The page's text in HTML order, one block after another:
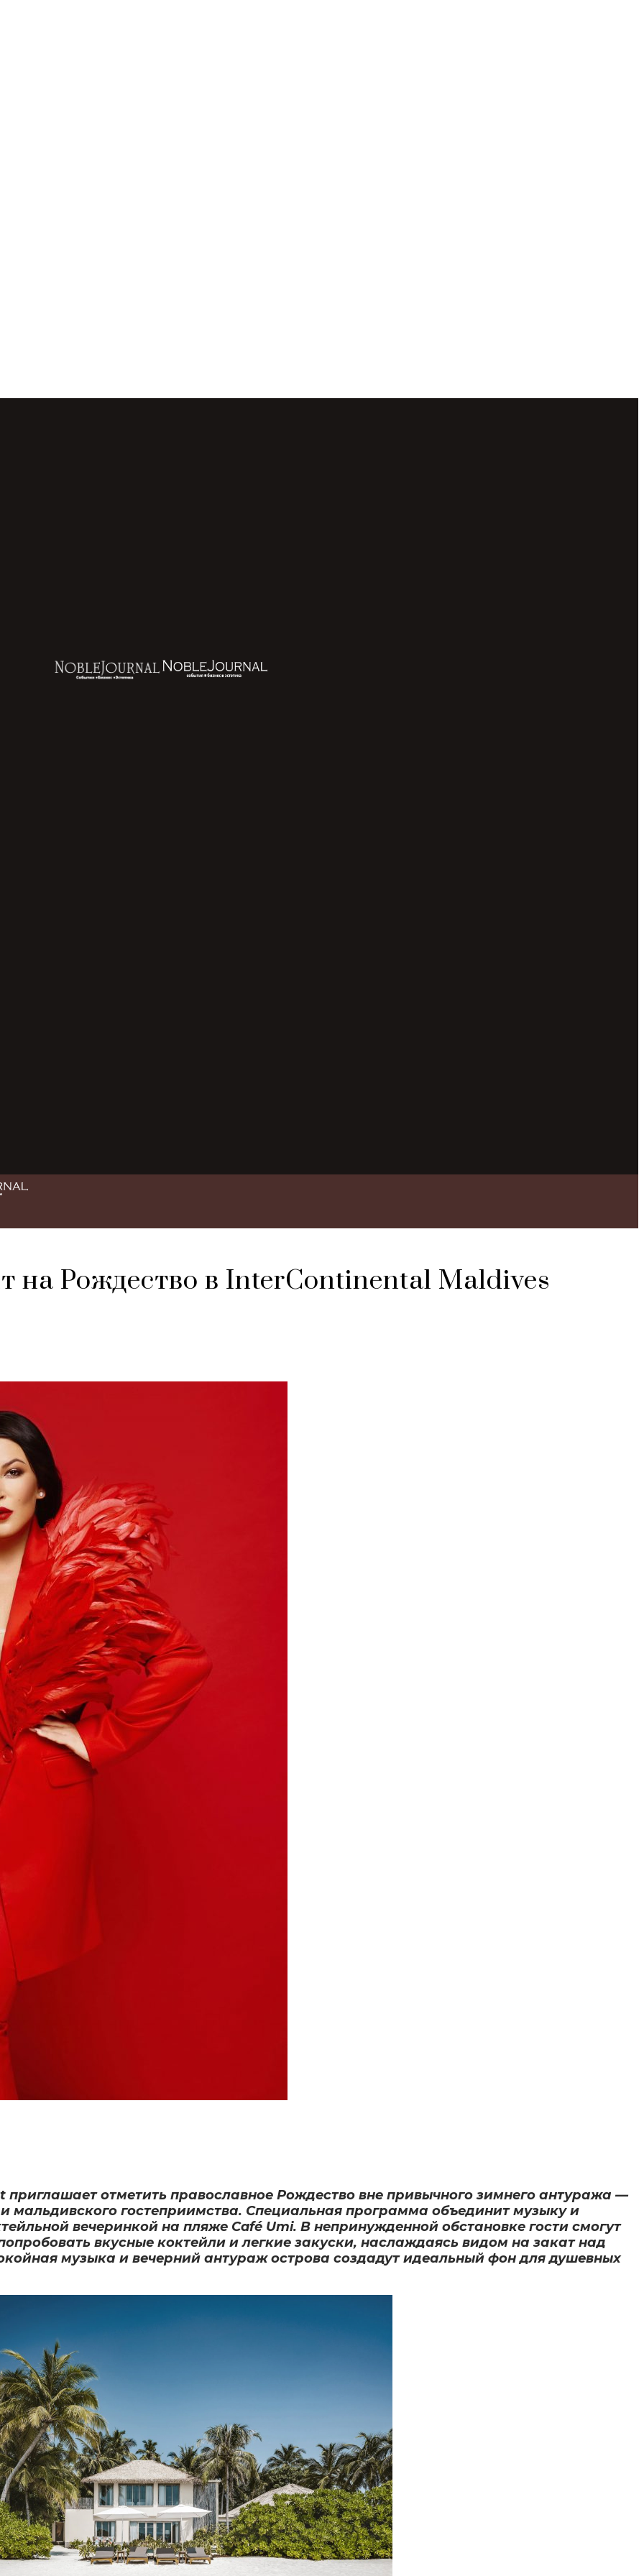
на Рождество в InterContinental Maldives
отметить православное Рождество вне привычного зимнего антуража —
мальдивского гостеприимства. Специальная программа объединит музыку и
вечеринкой на пляже Café Umi. В непринужденной обстановке гости смогут
вкусные коктейли и легкие закуски, наслаждаясь видом на закат над
музыка и вечерний антураж острова создадут идеальный фон для душевных